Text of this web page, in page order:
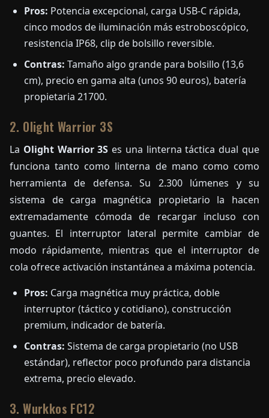
Pros: Potencia excepcional, carga USB-C rápida,
cinco modos de iluminación más estroboscópico,
resistencia IP68, clip de bolsillo reversible.
Contras: Tamaño algo grande para bolsillo (13,6
cm), precio en gama alta (unos 90 euros), batería
propietaria 21700.
2. Olight Warrior 3S
La Olight Warrior 3S es una linterna táctica dual que
funciona tanto como linterna de mano como como
herramienta de defensa. Su 2.300 lúmenes y su
sistema de carga magnética propietario la hacen
extremadamente cómoda de recargar incluso con
guantes. El interruptor lateral permite cambiar de
modo rápidamente, mientras que el interruptor de
cola ofrece activación instantánea a máxima potencia.
Pros: Carga magnética muy práctica, doble
interruptor (táctico y cotidiano), construcción
premium, indicador de batería.
Contras: Sistema de carga propietario (no USB
estándar), reflector poco profundo para distancia
extrema, precio elevado.
3. Wurkkos FC12